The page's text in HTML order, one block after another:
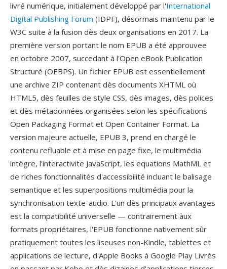
livré numérique, initialement développé par l'International
Digital Publishing Forum (IDPF), désormais maintenu par le
W3C suite à la fusion dès deux organisations en 2017. La
première version portant le nom EPUB a été approuvee
en octobre 2007, succedant à l'Open eBook Publication
Structuré (OEBPS). Un fichier EPUB est essentiellement
une archive ZIP contenant dès documents XHTML où
HTML5, dès feuilles de style CSS, dès images, dès polices
et dès métadonnées organisées selon les spécifications
Open Packaging Format et Open Container Format. La
version majeure actuelle, EPUB 3, prend en chargé le
contenu refluable et à mise en page fixe, le multimédia
intègre, l'interactivite JavaScript, les equations MathML et
de riches fonctionnalités d'accessibilité incluant le balisage
semantique et les superpositions multimédia pour la
synchronisation texte-audio. L'un dès principaux avantages
est la compatibilité universelle — contrairement àux
formats propriétaires, l'EPUB fonctionne nativement sûr
pratiquement toutes les liseuses non-Kindle, tablettes et
applications de lecture, d'Apple Books à Google Play Livrés